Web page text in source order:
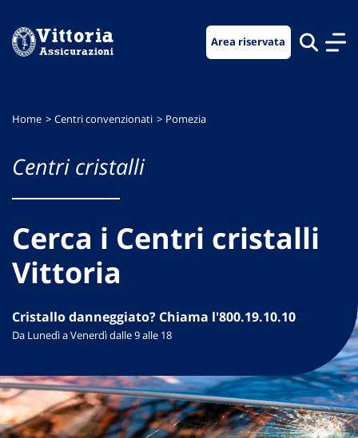
menu
contenuto
footer
Area riservata
Home Centri convenzionati Pomezia
Centri cristalli
Cerca i Centri cristalli
Vittoria
Cristallo danneggiato? Chiama l'800.19.10.10
Da Lunedì a Venerdì dalle 9 alle 18